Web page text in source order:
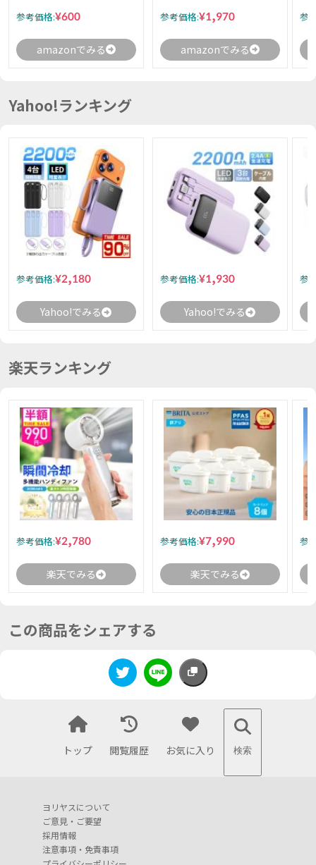
参考価格:¥600
amazonでみる
参考価格:¥1,970
amazonでみる
参
Yahoo!ランキング
参考価格:¥2,180
Yahoo!でみる
参考価格:¥1,930
Yahoo!でみる
参
楽天ランキング
参考価格:¥2,780
楽天でみる
参考価格:¥7,990
楽天でみる
参
この商品をシェアする
トップ 閲覧履歴 お気に入り 検索
ヨリヤスについて
ご意見・ご要望
採用情報
注意事項・免責事項